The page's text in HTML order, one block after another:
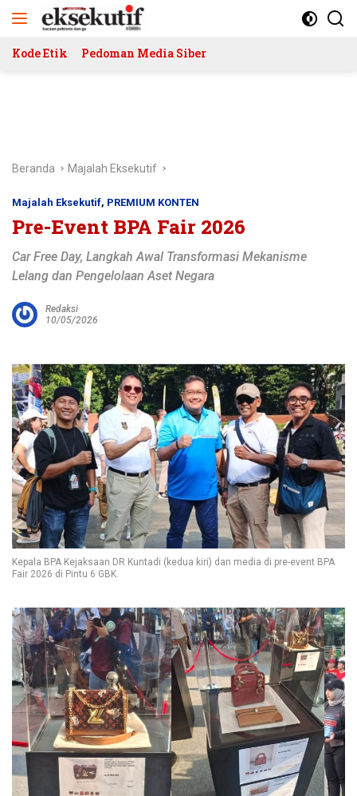
Kode Etik Pedoman Media Siber
Beranda Majalah Eksekutif
Majalah Eksekutif, PREMIUM KONTEN
Pre-Event BPA Fair 2026
Car Free Day, Langkah Awal Transformasi Mekanisme
Lelang dan Pengelolaan Aset Negara
Redaksi
10/05/2026
Kepala BPA Kejaksaan DR Kuntadi (kedua kiri) dan media di pre-event BPA
Fair 2026 di Pintu 6 GBK.